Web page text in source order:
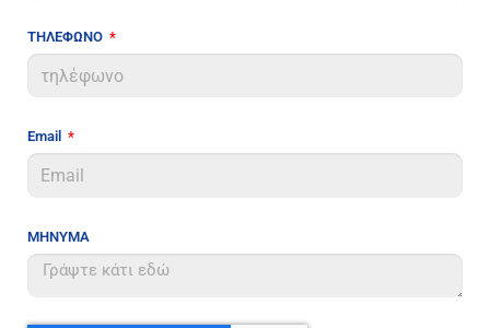
ΤΗΛΕΦΩΝΟ
Email
ΜΗΝΥΜΑ